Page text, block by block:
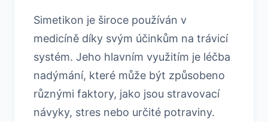
Simetikon je široce používán v
medicíně díky svým účinkům na trávicí
systém. Jeho hlavním využitím je léčba
nadýmání, které může být způsobeno
různými faktory, jako jsou stravovací
návyky, stres nebo určité potraviny.